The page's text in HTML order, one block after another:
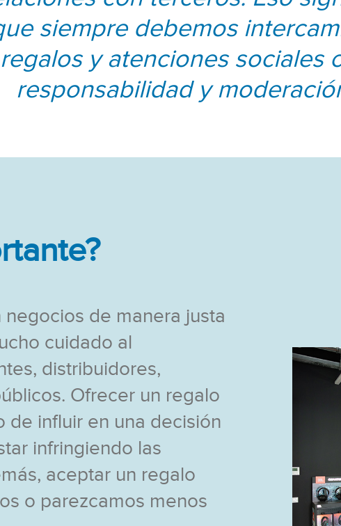
siempre debemos
regalos y atenciones sociales
responsabilidad y
de manera justa
cuidado al
distribuidores,
Ofrecer un regalo
inﬂuir en una decisión
infringiendo las
aceptar un regalo
o parezcamos menos